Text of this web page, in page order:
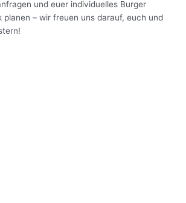
und euer individuelles Burger
planen – wir freuen uns darauf, euch und